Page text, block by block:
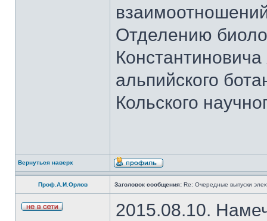
Отделению
альпийского
Кольского
Вернуться наверх
Проф.А.И.Орлов Заголовок сообщения: Re: Очередные выпуски
2015.08.10.